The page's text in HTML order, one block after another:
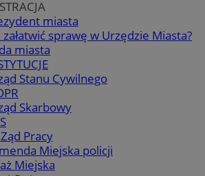
miasta
załatwić sprawę w Urzędzie Miasta?
miasta
Stanu Cywilnego
Skarbowy
Pracy
Miejska policji
Miejska